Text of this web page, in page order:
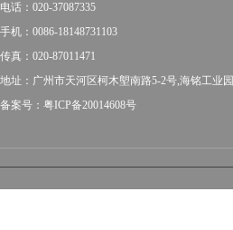
电话：020-37087335
手机：0086-18148731103
传真：020-87011471
地址：广州市天河区柯木塱南路5-2号,海铭工业园
备案号：粤ICP备20014608号